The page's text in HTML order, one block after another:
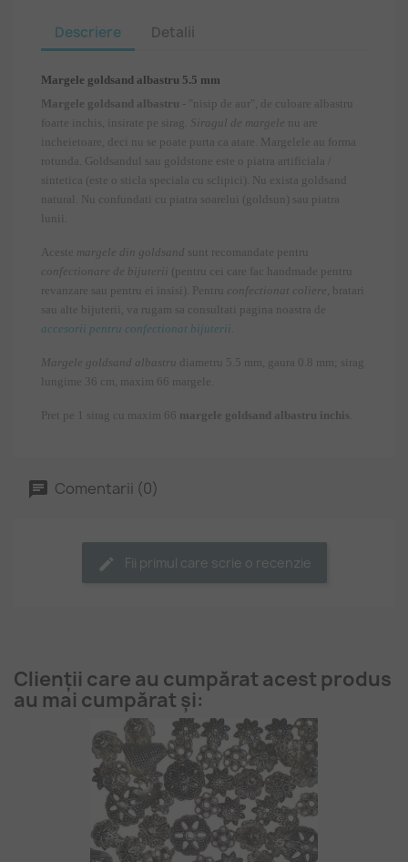
Descriere Detalii
Margele goldsand albastru 5.5 mm
Margele goldsand albastru - "nisip de aur", de culoare albastru
foarte inchis, insirate pe sirag.
Siragul de margele
nu are
incheietoare, deci nu se poate purta ca atare. Margelele au forma
rotunda. Goldsandul sau goldstone este o piatra artificiala /
sintetica (este o sticla speciala cu sclipici). Nu exista goldsand
natural. Nu confundati cu piatra soarelui (goldsun) sau piatra
lunii.
Aceste margele din goldsand sunt recomandate pentru
confectionare de bijuterii (pentru cei care fac handmade pentru
revanzare sau pentru ei insisi). Pentru
confectionat coliere , bratari
sau alte bijuterii, va rugam sa consultati pagina noastra de
accesorii pentru confectionat bijuterii
Margele goldsand albastru diametru 5.5 mm, gaura 0.8 mm; sirag
lungime 36 cm, maxim 66 margele.
Pret pe 1 sirag cu maxim 66 margele goldsand albastru inchis
Comentarii (0)
Fii primul care scrie o recenzie
Clienții care au cumpărat acest produs
au mai cumpărat și: